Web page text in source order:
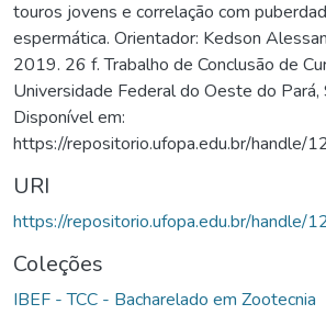
touros jovens e correlação com
espermática. Orientador: Kedson
2019. 26 f. Trabalho de Conclusão de
Universidade Federal do Oeste do
Disponível em:
https://repositorio.ufopa.edu.br/
URI
https://repositorio.ufopa.edu.br/
Coleções
IBEF - TCC - Bacharelado em Zootecnia